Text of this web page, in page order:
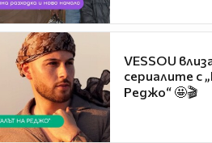
VESSOU
сериалите с
Реджо“ 🤩🎬